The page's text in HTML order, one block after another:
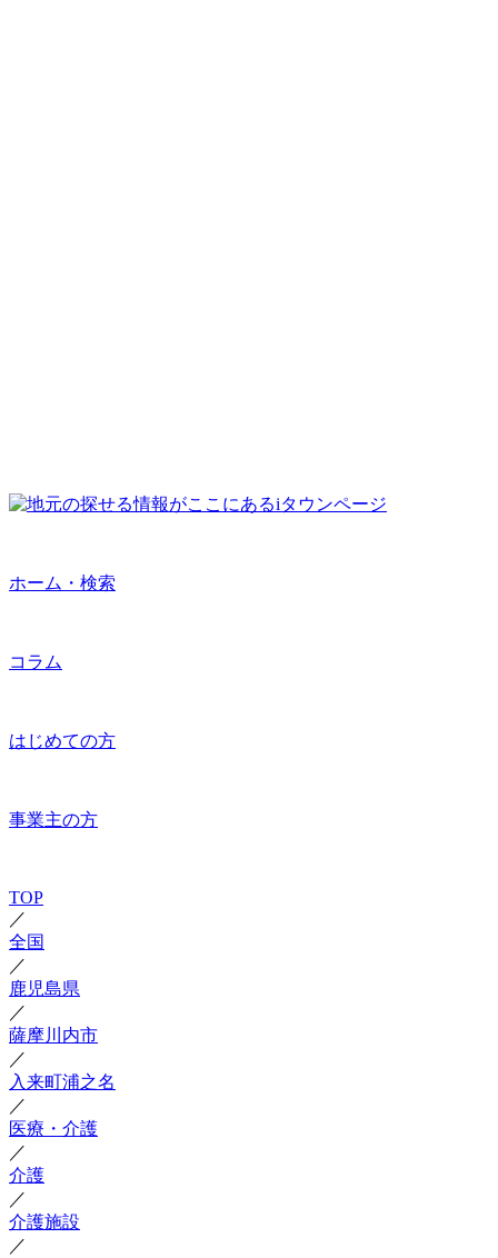
ホーム・検索
コラム
はじめての方
事業主の方
TOP
／
全国
／
鹿児島県
／
薩摩川内市
／
入来町浦之名
／
医療・介護
／
介護
／
介護施設
／